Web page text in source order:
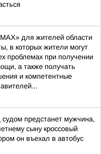
для жителей области
в которых жители могут
проблемах при получении
а также получать
и компетентные
предстанет мужчина,
сыну кроссовый
он въехал в автобус